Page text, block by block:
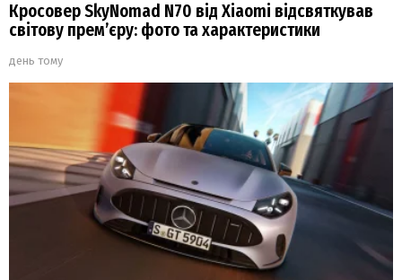
Кросовер SkyNomad N70 від Xiaomi відсвяткував
світову прем’єру: фото та характеристики
день тому